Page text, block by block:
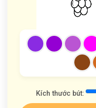
Kích thước bút: